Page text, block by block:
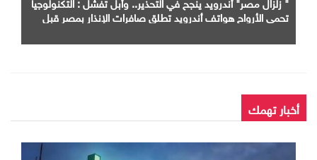
تحمي الأرواح هواتف أندرويد تطلق صافرات الإنذار بمصر قبل
أخبار تهمك